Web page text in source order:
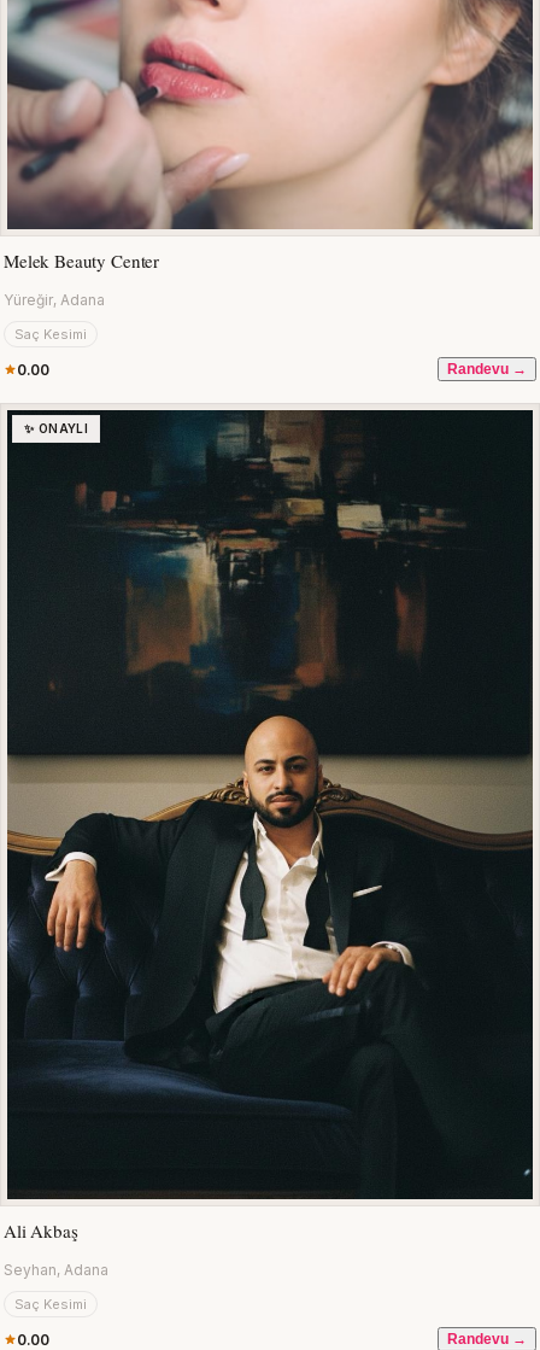
Melek Beauty Center
Yüreğir, Adana
Saç Kesimi
0.00 Randevu →
✨ ONAYLI
Ali Akbaş
Seyhan, Adana
Saç Kesimi
0.00 Randevu →